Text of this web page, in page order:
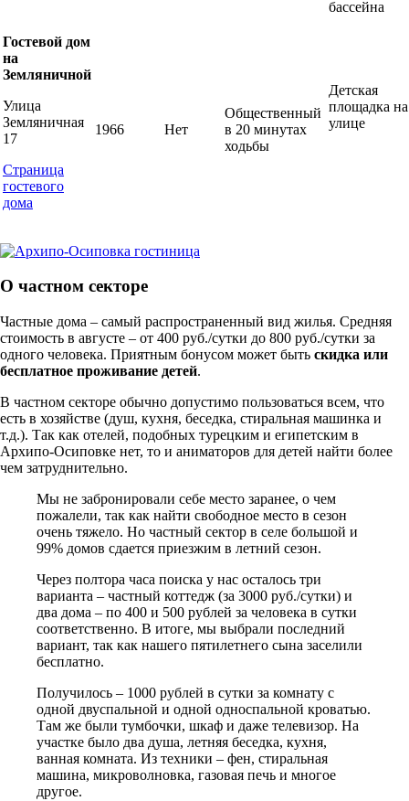
бассейна
Гостевой дом
на
Земляничной
Улица
Земляничная
17
Страница
гостевого
дома
1966 Нет
Общественный
в 20 минутах
ходьбы
Детская
площадка на
улице
О частном секторе
Частные дома – самый распространенный вид жилья. Средняя
стоимость в августе – от 400 руб./сутки до 800 руб./сутки за
одного человека. Приятным бонусом может быть скидка или
бесплатное проживание детей.
В частном секторе обычно допустимо пользоваться всем, что
есть в хозяйстве (душ, кухня, беседка, стиральная машинка и
т.д.). Так как отелей, подобных турецким и египетским в
Архипо-Осиповке нет, то и аниматоров для детей найти более
чем затруднительно.
Мы не забронировали себе место заранее, о чем
пожалели, так как найти свободное место в сезон
очень тяжело. Но частный сектор в селе большой и
99% домов сдается приезжим в летний сезон.
Через полтора часа поиска у нас осталось три
варианта – частный коттедж (за 3000 руб./сутки) и
два дома – по 400 и 500 рублей за человека в сутки
соответственно. В итоге, мы выбрали последний
вариант, так как нашего пятилетнего сына заселили
бесплатно.
Получилось – 1000 рублей в сутки за комнату с
одной двуспальной и одной односпальной кроватью.
Там же были тумбочки, шкаф и даже телевизор. На
участке было два душа, летняя беседка, кухня,
ванная комната. Из техники – фен, стиральная
машина, микроволновка, газовая печь и многое
другое.